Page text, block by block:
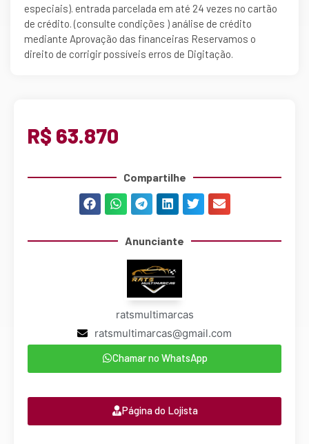
especiais). entrada parcelada em até 24 vezes no cartão
de crédito. (consulte condições ) análise de crédito
mediante Aprovação das financeiras Reservamos o
direito de corrigir possíveis erros de Digitação.
R$ 63.870
Compartilhe
Anunciante
ratsmultimarcas
ratsmultimarcas@gmail.com
Chamar no WhatsApp
Página do Lojista